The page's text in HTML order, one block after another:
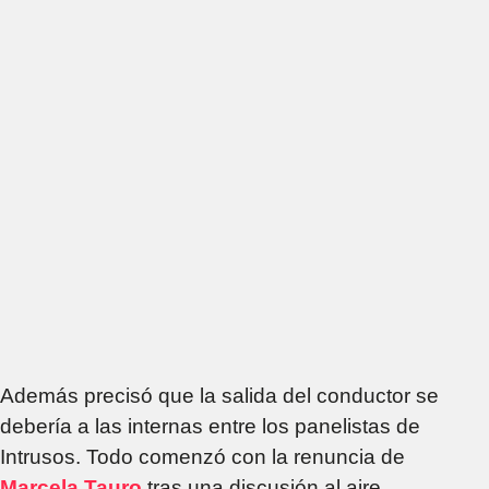
Además precisó que la salida del conductor se
debería a las internas entre los panelistas de
Intrusos. Todo comenzó con la renuncia de